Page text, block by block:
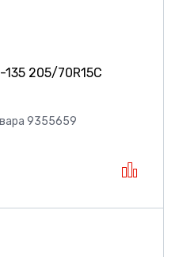
205/70R15C
9355659